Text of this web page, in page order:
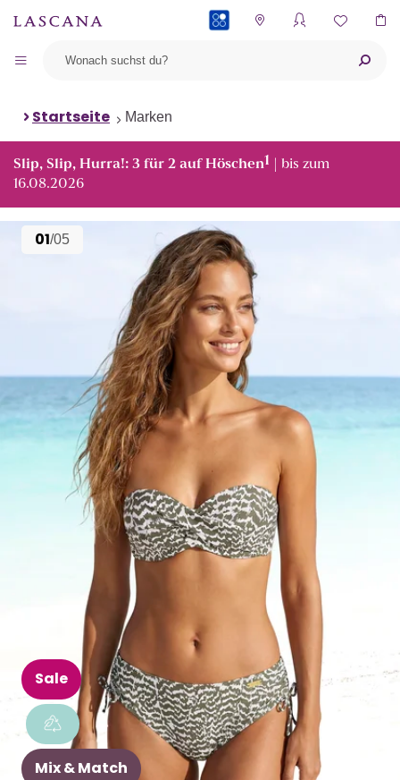
Startseite Marken
Slip, Slip, Hurra!: 3 für 2 auf Höschen1 | bis zum
16.08.2026
01/05
Sale
Mix & Match